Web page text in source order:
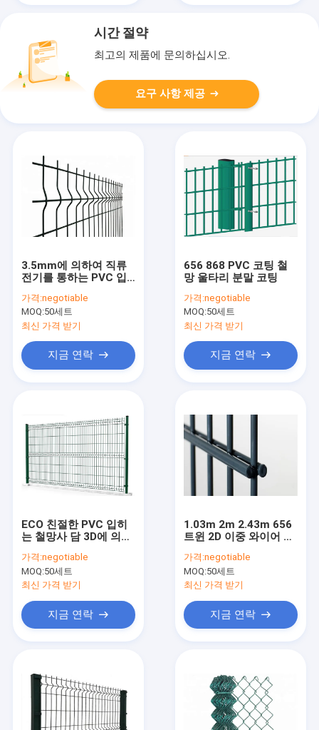
상품
회사 소개
시간 절약
최고의 제품에 문의하십시오.
요구 사항 제공
3.5mm에 의하여 직류
전기를 통하는 PVC 입
되는 철망사 담에 의하
여 구부려지는 정원 둘
레
가격:negotiable
MOQ:50세트
최신 가격 받기
지금 연락
656 868 PVC 코팅 철
망 울타리 분말 코팅
가격:negotiable
MOQ:50세트
최신 가격 받기
지금 연락
ECO 친절한 PVC 입히
는 철망사 담 3D에 의하
의하여 용접되는 담
가격:negotiable
MOQ:50세트
최신 가격 받기
지금 연락
1.03m 2m 2.43m 656
트윈 2D 이중 와이어 울
7016
가격:negotiable
MOQ:50세트
최신 가격 받기
지금 연락